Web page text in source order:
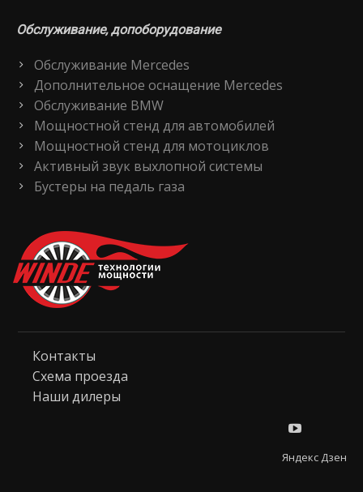
Обслуживание, допоборудование
Обслуживание Mercedes
Дополнительное оснащение Mercedes
Обслуживание BMW
Мощностной стенд для автомобилей
Мощностной стенд для мотоциклов
Активный звук выхлопной системы
Бустеры на педаль газа
Контакты
Схема проезда
Наши дилеры
Яндекс Дзен